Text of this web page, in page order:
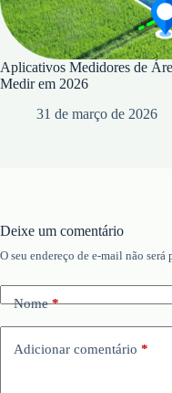
Aplicativos Medidores de
Medir em 2026
31 de março de 2026
Deixe um comentário
O seu endereço de e-mail não
Nome*
Adicionar comentário *